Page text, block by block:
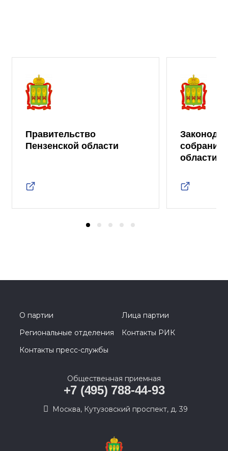
Правительство
Пензенской области
собрание
области
О партии
Лица партии
Региональные отделения
Контакты РИК
Контакты пресс-службы
Общественная приемная
+7 (495) 788-44-93
Москва, Кутузовский проспект, д. 39